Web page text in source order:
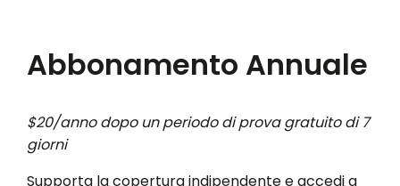
Abbonamento Annuale
$20/anno dopo un periodo di prova gratuito di 7
giorni
Supporta la copertura indipendente e accedi a